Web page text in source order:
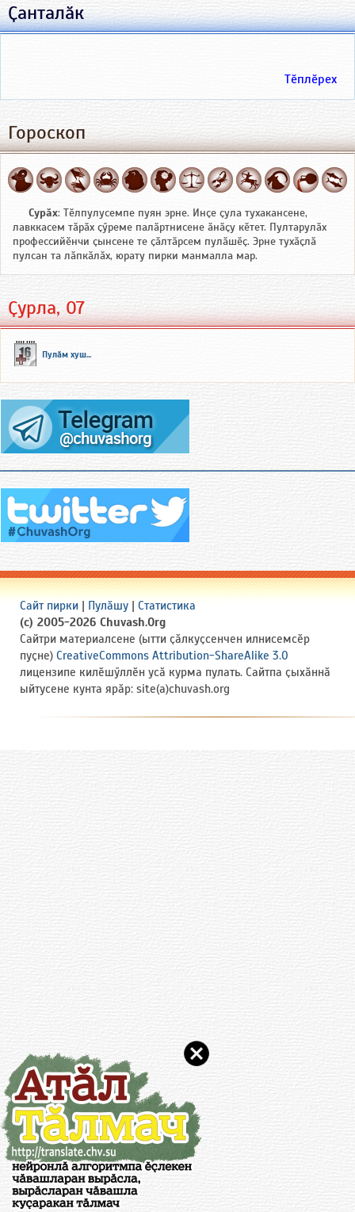
Ҫанталӑк
Тӗплӗрех
Гороскоп
Сурӑх: Тӗлпулусемпе пуян эрне. Инҫе ҫула тухакансене,
лавккасем тӑрӑх ҫӳреме палӑртнисене ӑнӑҫу кӗтет. Пултарулӑх
профессийӗнчи ҫынсене те ҫӑлтӑрсем пулӑшӗҫ. Эрне тухӑҫлӑ
пулсан та лӑпкӑлӑх, юрату пирки манмалла мар.
Ҫурла, 07
Пулӑм хуш...
Сайт пирки | Пулӑшу | Статистика
(c) 2005-2026 Chuvash.Org
Сайтри материалсене (ытти ҫӑлкуҫсенчен илнисемсӗр
пуҫне) CreativeCommons Attribution-ShareAlike 3.0
лицензипе килӗшӳллӗн усӑ курма пулать. Сайтпа ҫыхӑннӑ
ыйтусене кунта ярӑр: site(a)chuvash.org